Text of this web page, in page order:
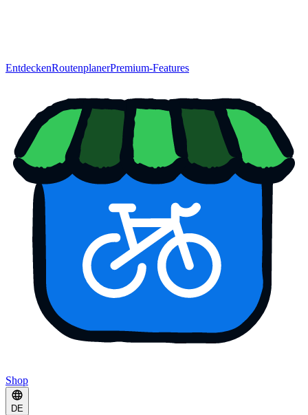
EntdeckenRoutenplanerPremium-Features
Shop
DE